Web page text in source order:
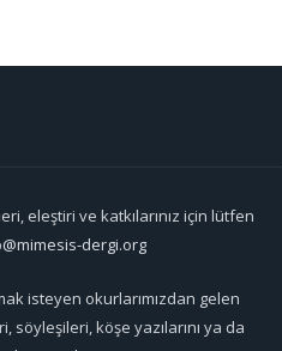
eleştiri ve katkılarınız için lütfen
dergi.org
isteyen okurlarımızdan gelen
söyleşileri, köşe yazılarını ya da